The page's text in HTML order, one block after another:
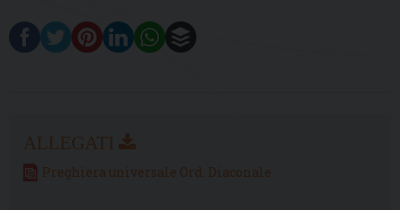
Preghiera universale Ord. Diaconale